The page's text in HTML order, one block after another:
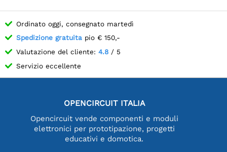
Ordinato oggi, consegnato martedì
Spedizione gratuita pio € 150,-
Valutazione del cliente: 4.8 / 5
Servizio eccellente
OPENCIRCUIT ITALIA
Opencircuit vende componenti e moduli
elettronici per prototipazione, progetti
educativi e domotica.